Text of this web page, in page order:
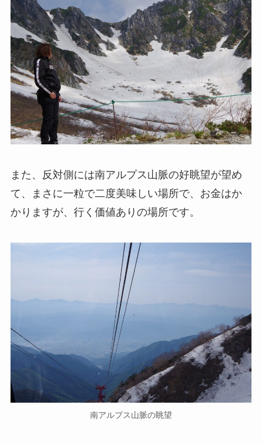
また、反対側には南アルプス山脈の好眺望が望め
て、まさに一粒で二度美味しい場所で、お金はか
かりますが、行く価値ありの場所です。
南アルプス山脈の眺望